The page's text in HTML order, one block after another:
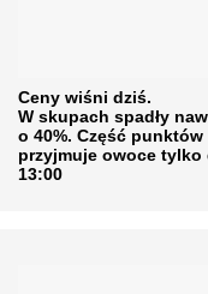
Ceny wiśni dziś.
W skupach spadły
o 40%. Część punktów
przyjmuje owoce tylko
13:00